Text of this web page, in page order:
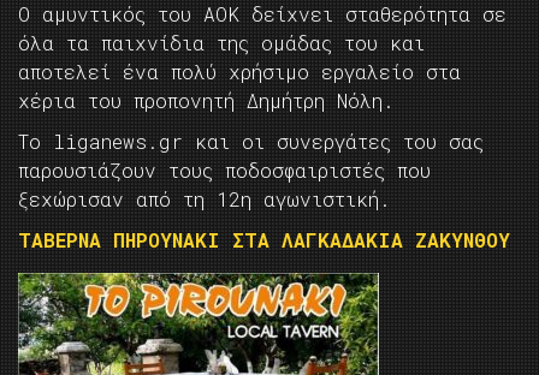
Ο αμυντικός του ΑΟΚ δείχνει σταθερότητα σε
όλα τα παιχνίδια της ομάδας του και
αποτελεί ένα πολύ χρήσιμο εργαλείο στα
χέρια του προπονητή Δημήτρη Νόλη.
Το liganews.gr και οι συνεργάτες του σας
παρουσιάζουν τους ποδοσφαιριστές που
ξεχώρισαν από τη 12η αγωνιστική.
ΤΑΒΕΡΝΑ ΠΗΡΟΥΝΑΚΙ ΣΤΑ ΛΑΓΚΑΔΑΚΙΑ ΖΑΚΥΝΘΟΥ